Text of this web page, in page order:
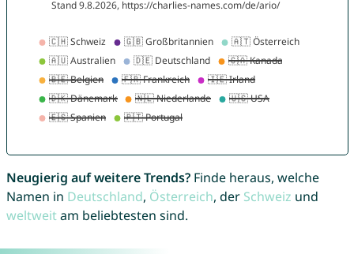
Neugierig auf weitere Trends?Finde heraus, welche
Namen in Deutschland, Österreich, der Schweiz und
weltweitam beliebtesten sind.